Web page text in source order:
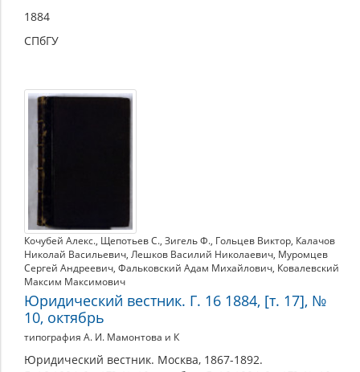
1884
СПбГУ
Кочубей Алекс., Щепотьев С., Зигель Ф., Гольцев Виктор, Калачов
Николай Васильевич, Лешков Василий Николаевич, Муромцев
Сергей Андреевич, Фальковский Адам Михайлович, Ковалевский
Максим Максимович
Юридический вестник. Г. 16 1884, [т. 17], №
10, октябрь
типография А. И. Мамонтова и К
Юридический вестник. Москва, 1867-1892.